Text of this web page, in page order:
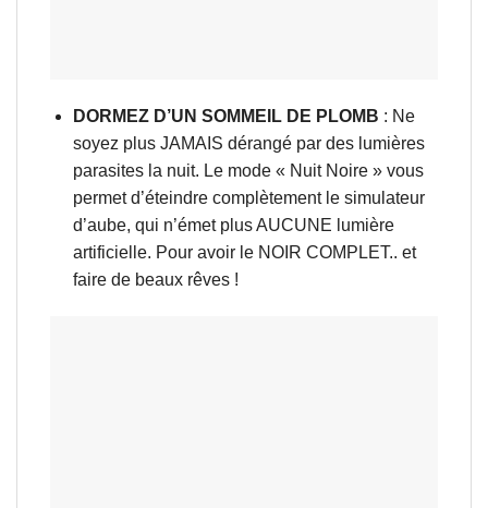
DORMEZ D’UN SOMMEIL DE PLOMB : Ne
soyez plus JAMAIS dérangé par des lumières
parasites la nuit. Le mode « Nuit Noire » vous
permet d’éteindre complètement le simulateur
d’aube, qui n’émet plus AUCUNE lumière
artificielle. Pour avoir le NOIR COMPLET.. et
faire de beaux rêves !